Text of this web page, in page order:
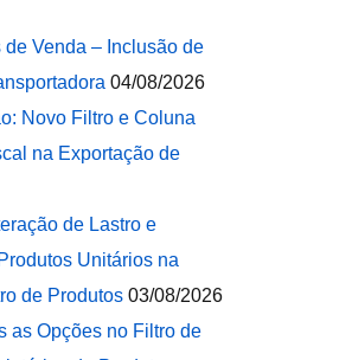
Venda – Inclusão de
04/08/2026
Novo Filtro e Coluna
na Exportação de
de Lastro e
Unitários na
de Produtos 03/08/2026
as Opções no Filtro de